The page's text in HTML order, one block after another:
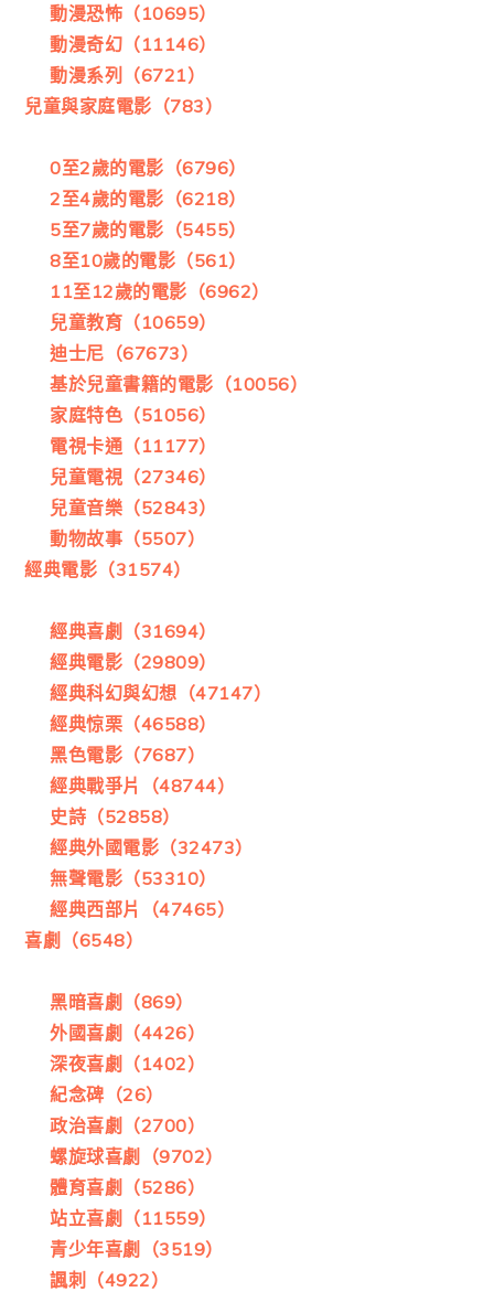
動漫恐怖（10695）
動漫奇幻（11146）
動漫系列（6721）
兒童與家庭電影（783）
0至2歲的電影（6796）
2至4歲的電影（6218）
5至7歲的電影（5455）
8至10歲的電影（561）
11至12歲的電影（6962）
兒童教育（10659）
迪士尼（67673）
基於兒童書籍的電影（10056）
家庭特色（51056）
電視卡通（11177）
兒童電視（27346）
兒童音樂（52843）
動物故事（5507）
經典電影（31574）
經典喜劇（31694）
經典電影（29809）
經典科幻與幻想（47147）
經典惊栗（46588）
黑色電影（7687）
經典戰爭片（48744）
史詩（52858）
經典外國電影（32473）
無聲電影（53310）
經典西部片（47465）
喜劇（6548）
黑暗喜劇（869）
外國喜劇（4426）
深夜喜劇（1402）
紀念碑（26）
政治喜劇（2700）
螺旋球喜劇（9702）
體育喜劇（5286）
站立喜劇（11559）
青少年喜劇（3519）
諷刺（4922）